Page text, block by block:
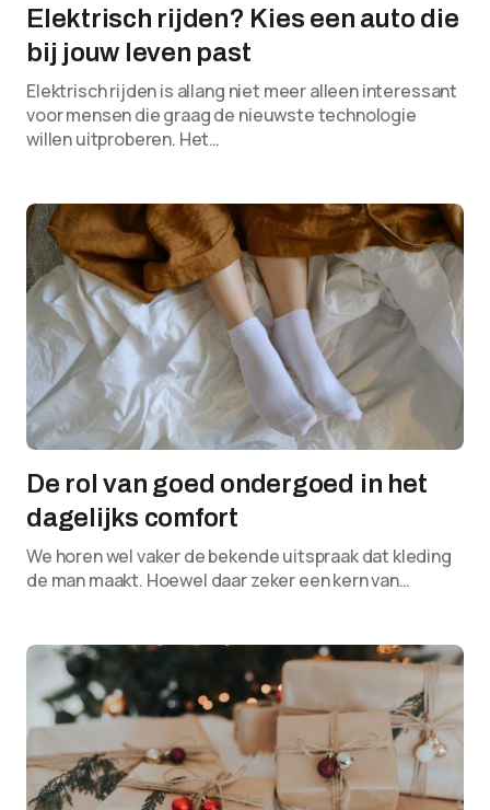
Elektrisch rijden? Kies een auto die
bij jouw leven past
Elektrisch rijden is allang niet meer alleen interessant
voor mensen die graag de nieuwste technologie
willen uitproberen. Het…
De rol van goed ondergoed in het
dagelijks comfort
We horen wel vaker de bekende uitspraak dat kleding
de man maakt. Hoewel daar zeker een kern van…